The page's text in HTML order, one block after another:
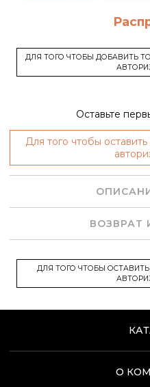
ДЛЯ ТОГО ЧТОБЫ ДОБАВИТЬ
Оставьте
Для того чтобы
ВОЗВРАТ
ДЛЯ ТОГО ЧТОБЫ
О